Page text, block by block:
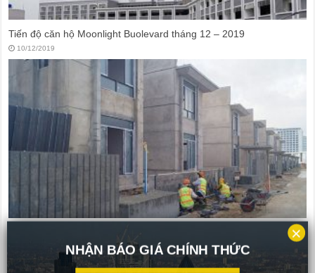
Tiến độ căn hộ Moonlight Buolevard tháng 12 – 2019
10/12/2019
NHẬN BÁO GIÁ CHÍNH THỨC
×